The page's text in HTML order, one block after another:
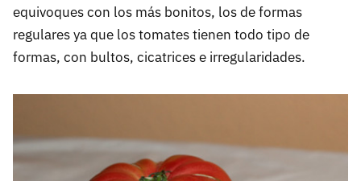
equivoques con los más bonitos, los de formas
regulares ya que los tomates tienen todo tipo de
formas, con bultos, cicatrices e irregularidades.